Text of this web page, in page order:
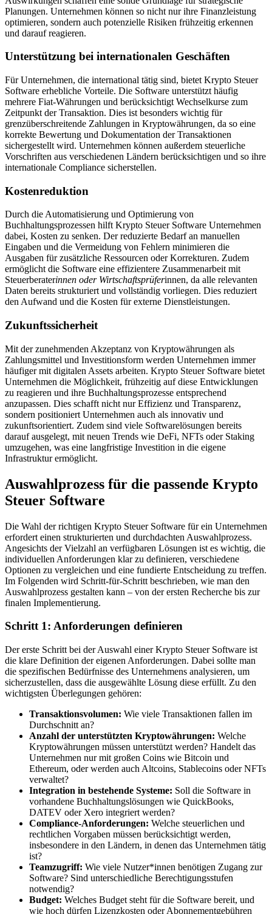
Planungen. Unternehmen können so nicht nur ihre Finanzleistung
optimieren, sondern auch potenzielle Risiken frühzeitig erkennen
und darauf reagieren.
Unterstützung bei internationalen Geschäften
Für Unternehmen, die international tätig sind, bietet Krypto Steuer
Software erhebliche Vorteile. Die Software unterstützt häufig
mehrere Fiat-Währungen und berücksichtigt Wechselkurse zum
Zeitpunkt der Transaktion. Dies ist besonders wichtig für
grenzüberschreitende Zahlungen in Kryptowährungen, da so eine
korrekte Bewertung und Dokumentation der Transaktionen
sichergestellt wird. Unternehmen können außerdem steuerliche
Vorschriften aus verschiedenen Ländern berücksichtigen und so ihre
internationale Compliance sicherstellen.
Kostenreduktion
Durch die Automatisierung und Optimierung von
Buchhaltungsprozessen hilft Krypto Steuer Software Unternehmen
dabei, Kosten zu senken. Der reduzierte Bedarf an manuellen
Eingaben und die Vermeidung von Fehlern minimieren die
Ausgaben für zusätzliche Ressourcen oder Korrekturen. Zudem
ermöglicht die Software eine effizientere Zusammenarbeit mit
Steuerberaterinnen oder Wirtschaftsprüferinnen, da alle relevanten
Daten bereits strukturiert und vollständig vorliegen. Dies reduziert
den Aufwand und die Kosten für externe Dienstleistungen.
Zukunftssicherheit
Mit der zunehmenden Akzeptanz von Kryptowährungen als
Zahlungsmittel und Investitionsform werden Unternehmen immer
häufiger mit digitalen Assets arbeiten. Krypto Steuer Software bietet
Unternehmen die Möglichkeit, frühzeitig auf diese Entwicklungen
zu reagieren und ihre Buchhaltungsprozesse entsprechend
anzupassen. Dies schafft nicht nur Effizienz und Transparenz,
sondern positioniert Unternehmen auch als innovativ und
zukunftsorientiert. Zudem sind viele Softwarelösungen bereits
darauf ausgelegt, mit neuen Trends wie DeFi, NFTs oder Staking
umzugehen, was eine langfristige Investition in die eigene
Infrastruktur ermöglicht.
Auswahlprozess für die passende Krypto
Steuer Software
Die Wahl der richtigen Krypto Steuer Software für ein Unternehmen
erfordert einen strukturierten und durchdachten Auswahlprozess.
Angesichts der Vielzahl an verfügbaren Lösungen ist es wichtig, die
individuellen Anforderungen klar zu definieren, verschiedene
Optionen zu vergleichen und eine fundierte Entscheidung zu treffen.
Im Folgenden wird Schritt-für-Schritt beschrieben, wie man den
Auswahlprozess gestalten kann – von der ersten Recherche bis zur
finalen Implementierung.
Schritt 1: Anforderungen definieren
Der erste Schritt bei der Auswahl einer Krypto Steuer Software ist
die klare Definition der eigenen Anforderungen. Dabei sollte man
die spezifischen Bedürfnisse des Unternehmens analysieren, um
sicherzustellen, dass die ausgewählte Lösung diese erfüllt. Zu den
wichtigsten Überlegungen gehören:
Transaktionsvolumen: Wie viele Transaktionen fallen im
Durchschnitt an?
Anzahl der unterstützten Kryptowährungen: Welche
Kryptowährungen müssen unterstützt werden? Handelt das
Unternehmen nur mit großen Coins wie Bitcoin und
Ethereum, oder werden auch Altcoins, Stablecoins oder NFTs
verwaltet?
Integration in bestehende Systeme: Soll die Software in
vorhandene Buchhaltungslösungen wie QuickBooks,
DATEV oder Xero integriert werden?
Compliance-Anforderungen: Welche steuerlichen und
rechtlichen Vorgaben müssen berücksichtigt werden,
insbesondere in den Ländern, in denen das Unternehmen tätig
ist?
Teamzugriff: Wie viele Nutzer*innen benötigen Zugang zur
Software? Sind unterschiedliche Berechtigungsstufen
notwendig?
Budget: Welches Budget steht für die Software bereit, und
wie hoch dürfen Lizenzkosten oder Abonnementgebühren